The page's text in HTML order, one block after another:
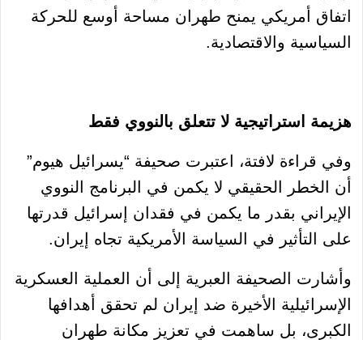
اتفاق أمريكي يمنح طهران مساحة أوسع للحركة
السياسية والاقتصادية.
هزيمة استراتيجية لا تتعلق بالنووي فقط
وفي قراءة لافتة، اعتبرت صحيفة “يسرائيل هيوم”
أن الخطر الحقيقي لا يكمن في البرنامج النووي
الإيراني بقدر ما يكمن في فقدان إسرائيل قدرتها
على التأثير في السياسة الأمريكية تجاه إيران.
وأشارت الصحيفة العبرية إلى أن العملية العسكرية
الإسرائيلية الأخيرة ضد إيران لم تحقق أهدافها
الكبرى، بل ساهمت في تعزيز مكانة طهران